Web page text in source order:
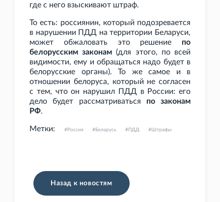
где с него взыскивают штраф.
То есть: россиянин, который подозревается
в нарушении ПДД на территории Беларуси,
может обжаловать это решение по
белорусским законам (для этого, по всей
видимости, ему и обращаться надо будет в
белорусские органы). То же самое и в
отношении белоруса, который не согласен
с тем, что он нарушил ПДД в России: его
дело будет рассматриваться по законам
РФ.
Метки: Россия Беларусь ПДД Штрафы
Назад к новостям